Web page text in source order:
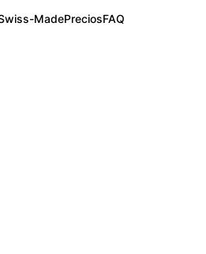
MadePreciosFAQ